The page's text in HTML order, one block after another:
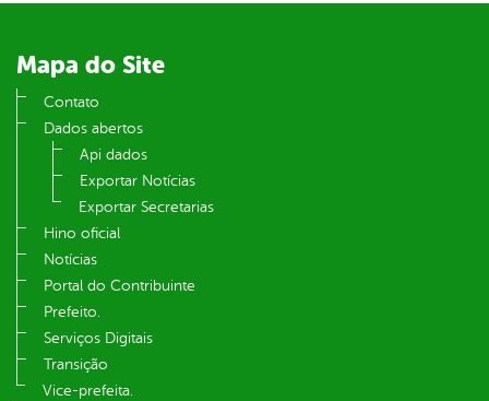
Mapa do Site
Contato
Dados abertos
Api dados
Exportar Notícias
Exportar Secretarias
Hino oficial
Notícias
Portal do Contribuinte
Prefeito.
Serviços Digitais
Transição
Vice-prefeita.